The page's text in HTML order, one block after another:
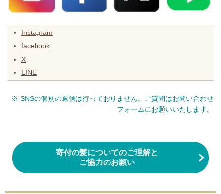
Instagram
facebook
X
LINE
※ SNSの個別の返信は行っておりません。ご質問はお問い合わせ
フォームにお願いいたします。
寄付の髪についてのご理解と
ご協力のお願い